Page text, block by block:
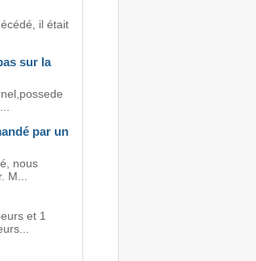
il était
sur la
par un
nous
et 1